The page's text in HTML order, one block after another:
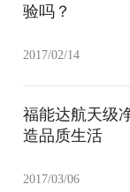
验吗？
2017/02/14
福能达航天级
造品质生活
2017/03/06